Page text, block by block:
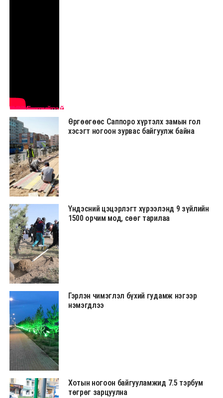
Нийслэлийн ЗДТГ-ын Хэвлэл мэдээлэлтэй харилцах хэлтэс
Өргөөгөөс Саппоро хүртэлх замын гол
хэсэгт ногоон зурвас байгуулж байна
Үндэсний цэцэрлэгт хүрээлэнд 9 зүйлийн
1500 орчим мод, сөөг тарилаа
Гэрлэн чимэглэл бүхий гудамж нэгээр
нэмэгдлээ
Хотын ногоон байгууламжид 7.5 тэрбум
төгрөг зарцуулна